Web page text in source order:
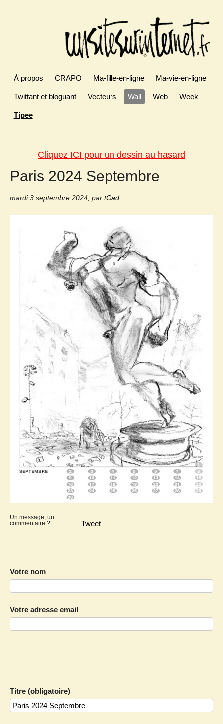
À propos CRAPO Ma-fille-en-ligne Ma-vie-en-ligne
Twittant et bloguant Vecteurs Wall Web Week
Tipee
Cliquez ICI pour un dessin au hasard
Paris 2024 Septembre
mardi 3 septembre 2024, par tOad
Tweet
Un message, un
commentaire ?
Votre nom
Votre adresse email
Titre (obligatoire)